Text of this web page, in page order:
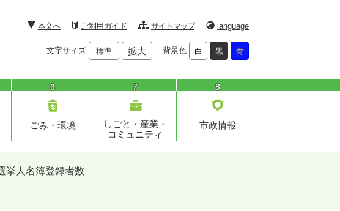
本文へ ご利用ガイド サイトマップ language
文字サイズ 標準 拡大 背景色 白 黒 青
6
ごみ・環境
7
しごと・産業・
コミュニティ
8
市政情報
挙人名簿登録者数